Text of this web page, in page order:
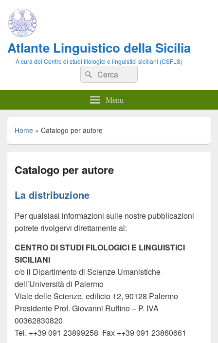
Atlante Linguistico della Sicilia
A cura del Centro di studi filologici e linguistici siciliani (CSFLS)
Cerca:Cerca
Menu
Home » Catalogo per autore
Catalogo per autore
La distribuzione
Per qualsiasi informazioni sulle nostre pubblicazioni
potrete rivolgervi direttamente al:
CENTRO DI STUDI FILOLOGICI E LINGUISTICI
SICILIANI
c/o il Dipartimento di Scienze Umanistiche
dell’Università di Palermo
Viale delle Scienze, edificio 12, 90128 Palermo
Presidente Prof. Giovanni Ruffino – P. IVA
00362830820
Tel. ++39 091 23899258 Fax ++39 091 23860661